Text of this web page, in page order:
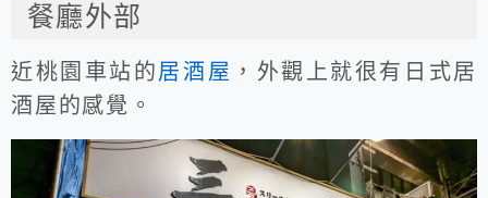
餐廳外部
近桃園車站的居酒屋 ，外觀上就很有日式居
酒屋的感覺。